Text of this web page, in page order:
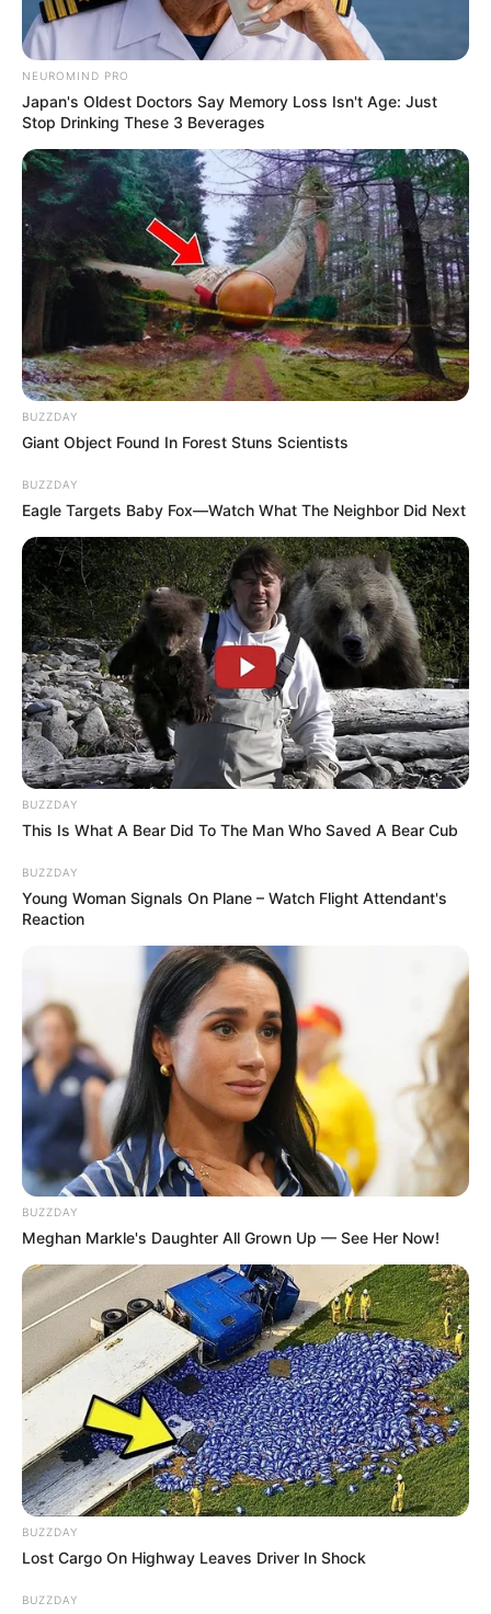
NEUROMIND PRO
Japan's Oldest Doctors Say Memory Loss Isn't Age: Just
Stop Drinking These 3 Beverages
BUZZDAY
Giant Object Found In Forest Stuns Scientists
BUZZDAY
Eagle Targets Baby Fox—Watch What The Neighbor Did Next
BUZZDAY
This Is What A Bear Did To The Man Who Saved A Bear Cub
BUZZDAY
Young Woman Signals On Plane – Watch Flight Attendant's
Reaction
BUZZDAY
Meghan Markle's Daughter All Grown Up — See Her Now!
BUZZDAY
Lost Cargo On Highway Leaves Driver In Shock
BUZZDAY